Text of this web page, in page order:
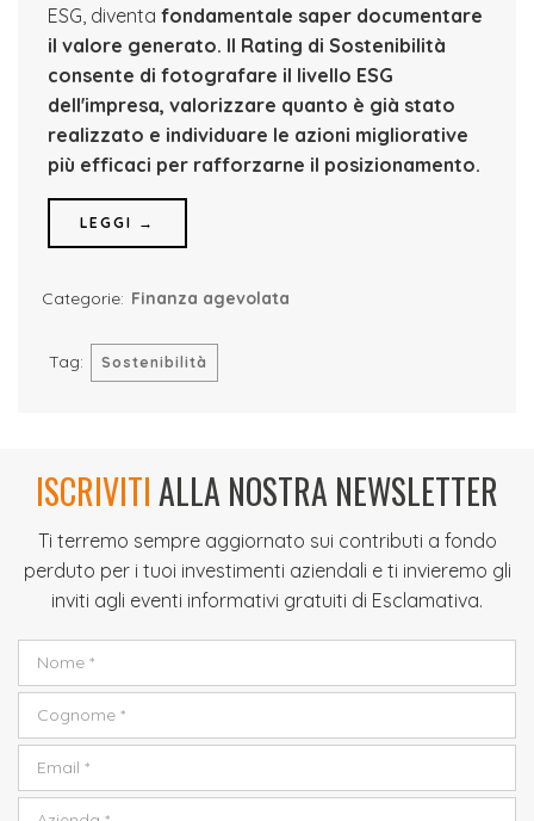
ESG, diventa fondamentale saper documentare
il valore generato. Il Rating di Sostenibilità
consente di fotografare il livello ESG
dell'impresa, valorizzare quanto è già stato
realizzato e individuare le azioni migliorative
più efficaci per rafforzarne il posizionamento.
LEGGI →
Categorie: Finanza agevolata
Tag: Sostenibilità
ISCRIVITIALLA NOSTRA NEWSLETTER
Ti terremo sempre aggiornato sui contributi a fondo
perduto per i tuoi investimenti aziendali e ti invieremo gli
inviti agli eventi informativi gratuiti di Esclamativa.